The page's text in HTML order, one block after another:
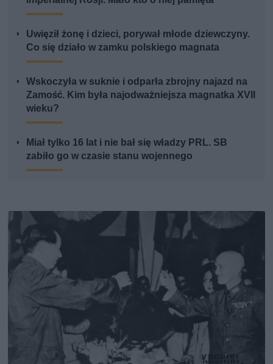
Uwięził żonę i dzieci, porywał młode dziewczyny.
Co się działo w zamku polskiego magnata
Wskoczyła w suknie i odparła zbrojny najazd na
Zamość. Kim była najodważniejsza magnatka XVII
wieku?
Miał tylko 16 lat i nie bał się władzy PRL. SB
zabiło go w czasie stanu wojennego